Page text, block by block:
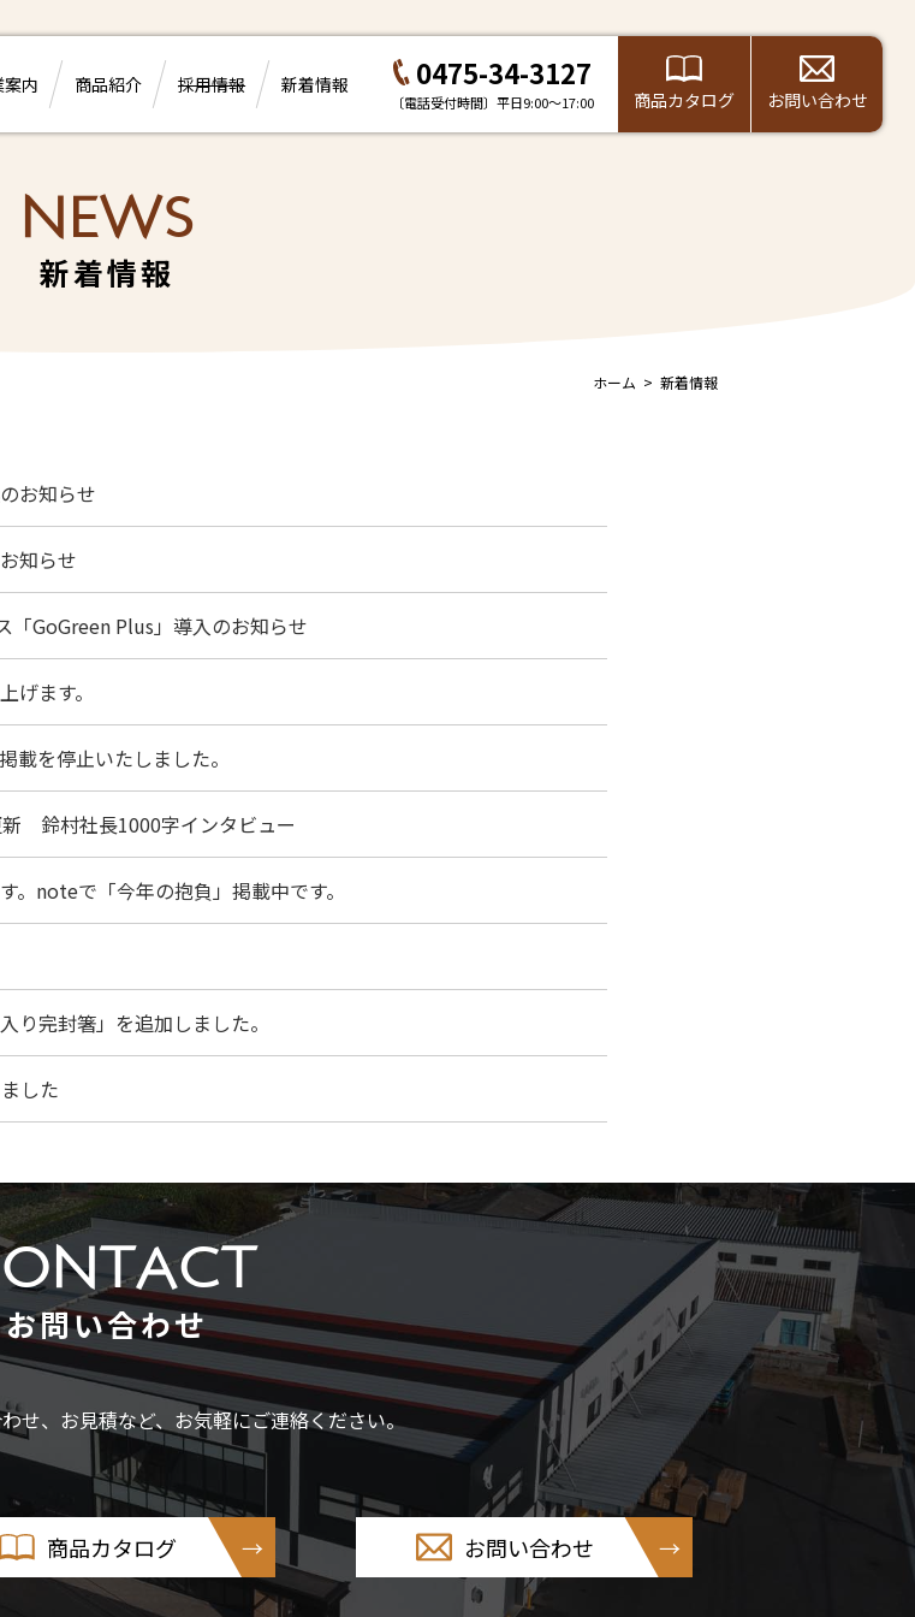
内 商品紹介 採用情報 新着情報 0475-34-3127
〔電話受付時間〕平日9:00～17:00 商品カタログ お問い合わせ
NEWS
新着情報
ホーム 新着情報
お知らせ
知らせ
「GoGreen Plus」導入のお知らせ
げます。
載を停止いたしました。
鈴村社長1000字インタビュー
。noteで「今年の抱負」掲載中です。
り完封箸」を追加しました。
した
お問い合わせ
せ、お見積など、お気軽にご連絡ください。
商品カタログ お問い合わせ